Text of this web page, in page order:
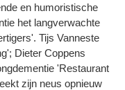
en humoristische
het langverwachte
Tijs Vanneste
Dieter Coppens
'Restaurant
zijn neus opnieuw